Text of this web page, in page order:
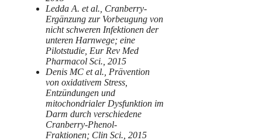
Ledda A. et al., Cranberry-
Ergänzung zur Vorbeugung von
nicht schweren Infektionen der
unteren Harnwege; eine
Pilotstudie, Eur Rev Med
Pharmacol Sci., 2015
Denis MC et al., Prävention
von oxidativem Stress,
Entzündungen und
mitochondrialer Dysfunktion im
Darm durch verschiedene
Cranberry-Phenol-
Fraktionen; Clin Sci., 2015